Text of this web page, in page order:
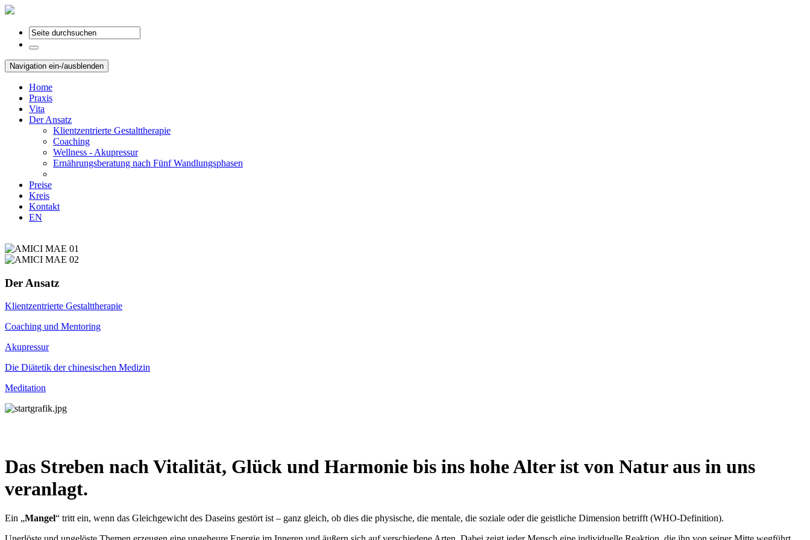
Navigation ein-/ausblenden
Home
Praxis
Vita
Der Ansatz
Klientzentrierte Gestalttherapie
Coaching
Wellness - Akupressur
Ernährungsberatung nach Fünf Wandlungsphasen
Preise
Kreis
Kontakt
EN
Der Ansatz
Klientzentrierte Gestalttherapie
Coaching und Mentoring
Akupressur
Die Diätetik der chinesischen Medizin
Meditation
Das Streben nach Vitalität, Glück und Harmonie bis ins hohe Alter ist von Natur aus in uns
veranlagt.
Ein „Mangel“ tritt ein, wenn das Gleichgewicht des Daseins gestört ist – ganz gleich, ob dies die physische, die mentale, die soziale oder die geistliche Dimension betrifft (WHO-Definition).